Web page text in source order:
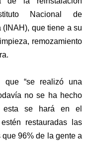
Nacional de
que tiene a su
remozamiento
que “se realizó una
no se ha hecho
esta se hará en el
restauradas las
96% de la gente a